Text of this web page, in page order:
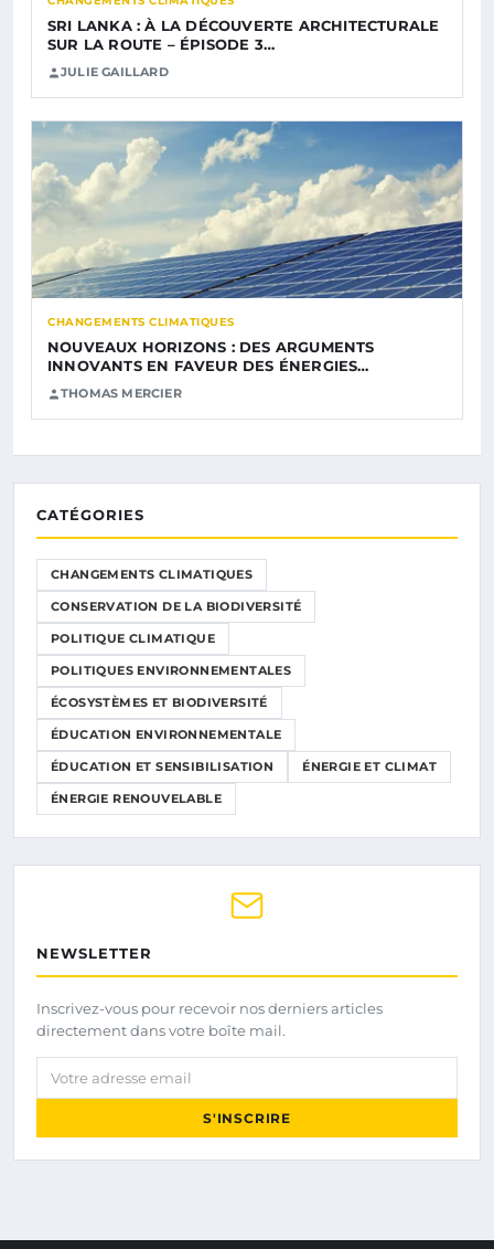
SRI LANKA : À LA DÉCOUVERTE ARCHITECTURALE
SUR LA ROUTE – ÉPISODE 3…
JULIE GAILLARD
CHANGEMENTS CLIMATIQUES
NOUVEAUX HORIZONS : DES ARGUMENTS
INNOVANTS EN FAVEUR DES ÉNERGIES…
THOMAS MERCIER
CATÉGORIES
CHANGEMENTS CLIMATIQUES
CONSERVATION DE LA BIODIVERSITÉ
POLITIQUE CLIMATIQUE
POLITIQUES ENVIRONNEMENTALES
ÉCOSYSTÈMES ET BIODIVERSITÉ
ÉDUCATION ENVIRONNEMENTALE
ÉDUCATION ET SENSIBILISATION ÉNERGIE ET CLIMAT
ÉNERGIE RENOUVELABLE
NEWSLETTER
Inscrivez-vous pour recevoir nos derniers articles
directement dans votre boîte mail.
Votre adresse email
S'INSCRIRE